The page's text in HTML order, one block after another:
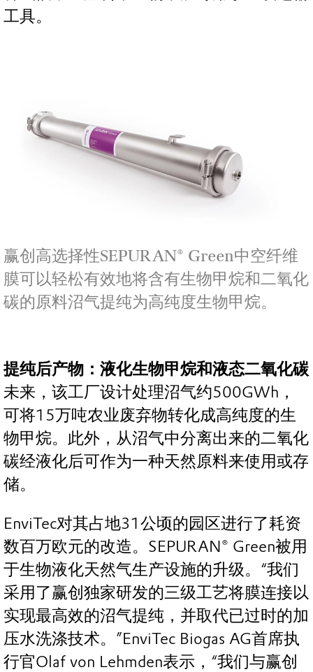
工具。
赢创高选择性SEPURAN® Green中空纤维
膜可以轻松有效地将含有生物甲烷和二氧化
碳的原料沼气提纯为高纯度生物甲烷。
提纯后产物：液化生物甲烷和液态二氧化碳
未来，该工厂设计处理沼气约500GWh，
可将15万吨农业废弃物转化成高纯度的生
物甲烷。此外，从沼气中分离出来的二氧化
碳经液化后可作为一种天然原料来使用或存
储。
EnviTec对其占地31公顷的园区进行了耗资
数百万欧元的改造。SEPURAN® Green被用
于生物液化天然气生产设施的升级。“我们
采用了赢创独家研发的三级工艺将膜连接以
实现最高效的沼气提纯，并取代已过时的加
压水洗涤技术。”EnviTec Biogas AG首席执
行官Olaf von Lehmden表示，“我们与赢创